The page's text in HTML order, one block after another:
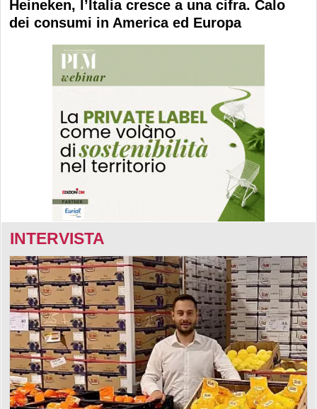
Heineken, l’Italia cresce a una cifra. Calo
dei consumi in America ed Europa
INTERVISTA